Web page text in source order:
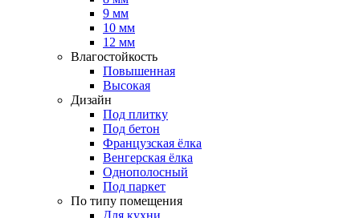
9 мм
10 мм
12 мм
Влагостойкость
Повышенная
Высокая
Дизайн
Под плитку
Под бетон
Французская ёлка
Венгерская ёлка
Однополосный
Под паркет
По типу помещения
Для кухни